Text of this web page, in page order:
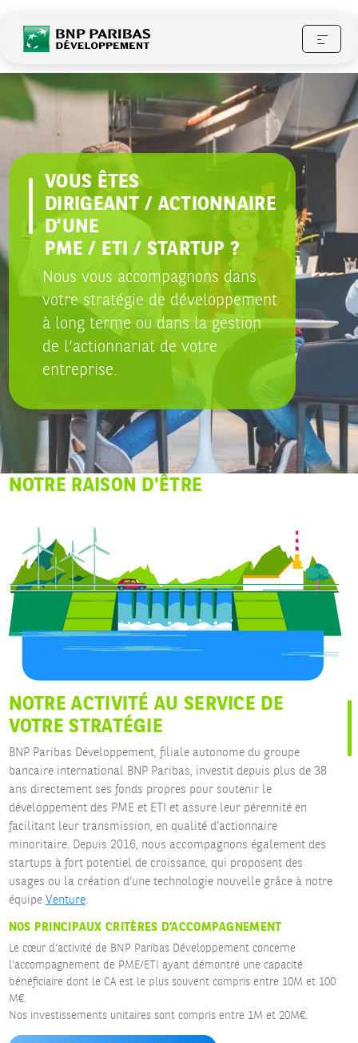
VOUS ÊTES
DIRIGEANT / ACTIONNAIRE
D’UNE
PME / ETI / STARTUP ?
Nous vous accompagnons dans
votre stratégie de développement
à long terme ou dans la gestion
de l’actionnariat de votre
entreprise.
NOTRE RAISON D'ÊTRE
NOTRE ACTIVITÉ AU SERVICE DE
VOTRE STRATÉGIE
BNP Paribas Développement, filiale autonome du groupe
bancaire international BNP Paribas, investit depuis plus de 38
ans directement ses fonds propres pour soutenir le
développement des PME et ETI et assure leur pérennité en
facilitant leur transmission, en qualité d’actionnaire
minoritaire. Depuis 2016, nous accompagnons également des
startups à fort potentiel de croissance, qui proposent des
usages ou la création d’une technologie nouvelle grâce à notre
équipe Venture.
NOS PRINCIPAUX CRITÈRES D’ACCOMPAGNEMENT
Le cœur d’activité de BNP Paribas Développement concerne
l’accompagnement de PME/ETI ayant démontré une capacité
bénéficiaire dont le CA est le plus souvent compris entre 10M et 100
M€.
Nos investissements unitaires sont compris entre 1M et 20M€.